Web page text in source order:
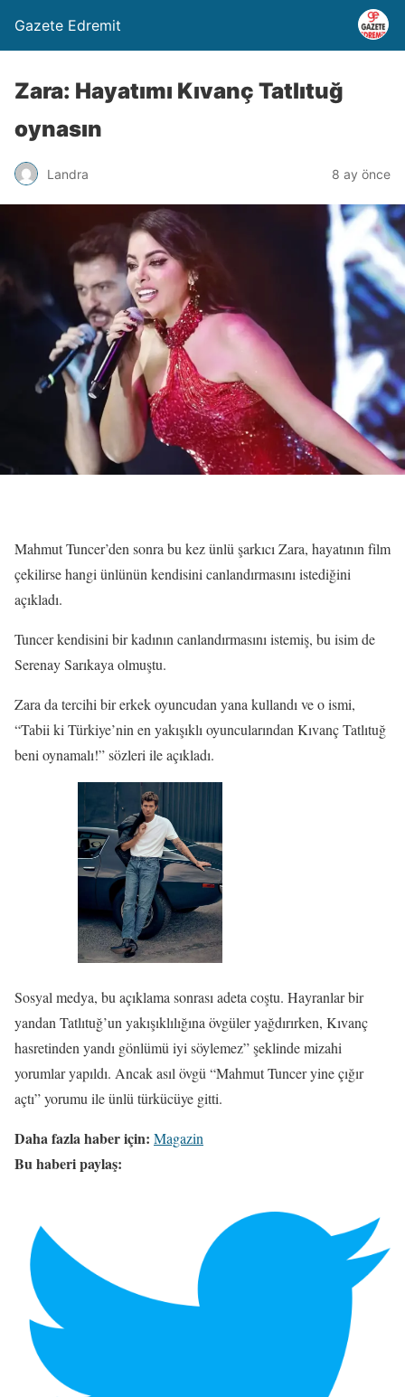
Gazete Edremit
Zara: Hayatımı Kıvanç Tatlıtuğ
oynasın
Landra 8 ay önce
Mahmut Tuncer’den sonra bu kez ünlü şarkıcı Zara, hayatının film
çekilirse hangi ünlünün kendisini canlandırmasını istediğini
açıkladı.
Tuncer kendisini bir kadının canlandırmasını istemiş, bu isim de
Serenay Sarıkaya olmuştu.
Zara da tercihi bir erkek oyuncudan yana kullandı ve o ismi,
“Tabii ki Türkiye’nin en yakışıklı oyuncularından Kıvanç Tatlıtuğ
beni oynamalı!” sözleri ile açıkladı.
Sosyal medya, bu açıklama sonrası adeta coştu. Hayranlar bir
yandan Tatlıtuğ’un yakışıklılığına övgüler yağdırırken, Kıvanç
hasretinden yandı gönlümü iyi söylemez” şeklinde mizahi
yorumlar yapıldı. Ancak asıl övgü “Mahmut Tuncer yine çığır
açtı” yorumu ile ünlü türkücüye gitti.
Daha fazla haber için: Magazin
Bu haberi paylaş: